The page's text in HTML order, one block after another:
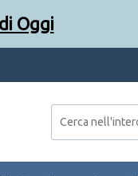
Oggi